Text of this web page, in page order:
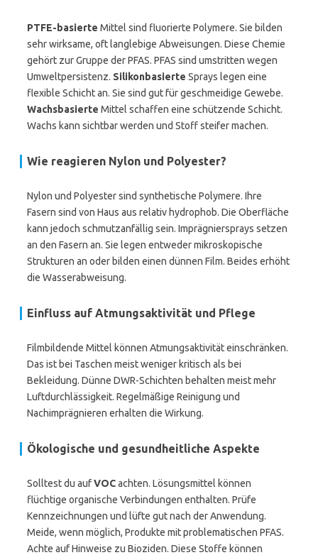
PTFE-basierte Mittel sind fluorierte Polymere. Sie bilden
sehr wirksame, oft langlebige Abweisungen. Diese Chemie
gehört zur Gruppe der PFAS. PFAS sind umstritten wegen
Umweltpersistenz. Silikonbasierte Sprays legen eine
flexible Schicht an. Sie sind gut für geschmeidige Gewebe.
Wachsbasierte Mittel schaffen eine schützende Schicht.
Wachs kann sichtbar werden und Stoff steifer machen.
Wie reagieren Nylon und Polyester?
Nylon und Polyester sind synthetische Polymere. Ihre
Fasern sind von Haus aus relativ hydrophob. Die Oberfläche
kann jedoch schmutzanfällig sein. Imprägniersprays setzen
an den Fasern an. Sie legen entweder mikroskopische
Strukturen an oder bilden einen dünnen Film. Beides erhöht
die Wasserabweisung.
Einfluss auf Atmungsaktivität und Pflege
Filmbildende Mittel können Atmungsaktivität einschränken.
Das ist bei Taschen meist weniger kritisch als bei
Bekleidung. Dünne DWR-Schichten behalten meist mehr
Luftdurchlässigkeit. Regelmäßige Reinigung und
Nachimprägnieren erhalten die Wirkung.
Ökologische und gesundheitliche Aspekte
Solltest du aufVOCachten. Lösungsmittel können
flüchtige organische Verbindungen enthalten. Prüfe
Kennzeichnungen und lüfte gut nach der Anwendung.
Meide, wenn möglich, Produkte mit problematischen PFAS.
Achte auf Hinweise zu Bioziden. Diese Stoffe können